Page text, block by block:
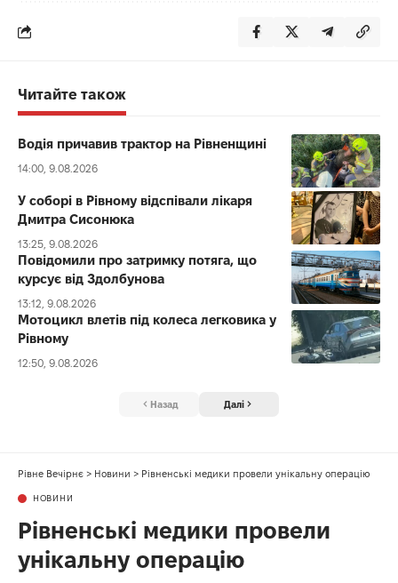
Читайте також
Водія причавив трактор на Рівненщині
14:00, 9.08.2026
У соборі в Рівному відспівали лікаря
Дмитра Сисонюка
13:25, 9.08.2026
Повідомили про затримку потяга, що
курсує від Здолбунова
13:12, 9.08.2026
Мотоцикл влетів під колеса легковика у
Рівному
12:50, 9.08.2026
Назад Далі
Рівне Вечірнє > Новини > Рівненські медики провели унікальну операцію
НОВИНИ
Рівненські медики провели
унікальну операцію